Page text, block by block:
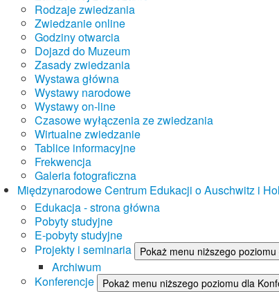
Rodzaje zwiedzania
Zwiedzanie online
Godziny otwarcia
Dojazd do Muzeum
Zasady zwiedzania
Wystawa główna
Wystawy narodowe
Wystawy on-line
Czasowe wyłączenia ze zwiedzania
Wirtualne zwiedzanie
Tablice informacyjne
Frekwencja
Galeria fotograficzna
Międzynarodowe Centrum Edukacji o Auschwitz i
Edukacja - strona główna
Pobyty studyjne
E-pobyty studyjne
Projekty i seminaria
Pokaż menu niższego
Archiwum
Konferencje
Pokaż menu niższego poziomu dla